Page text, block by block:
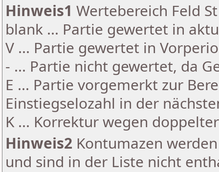
Hinweis1 Wertebereich Feld
blank ... Partie gewertet in
V ... Partie gewertet in
- ... Partie nicht gewertet, da
E ... Partie vorgemerkt zur
Einstiegselozahl in der
K ... Korrektur wegen
Hinweis2 Kontumazen
und sind in der Liste nicht